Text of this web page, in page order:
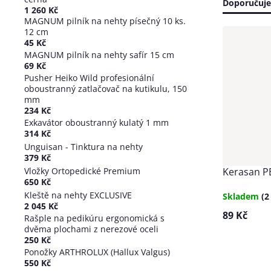
1 260 Kč
MAGNUM pilník na nehty písečný 10 ks.
12 cm
45 Kč
MAGNUM pilník na nehty safír 15 cm
69 Kč
Pusher Heiko Wild profesionální
oboustranný zatlačovač na kutikulu, 150
mm
234 Kč
Exkavátor oboustranný kulatý 1 mm
314 Kč
Unguisan - Tinktura na nehty
379 Kč
Vložky Ortopedické Premium
650 Kč
Kleště na nehty EXCLUSIVE
2 045 Kč
Rašple na pedikúru ergonomická s
dvěma plochami z nerezové oceli
250 Kč
Ponožky ARTHROLUX (Hallux Valgus)
550 Kč
Kerasan
Skladem
89 Kč